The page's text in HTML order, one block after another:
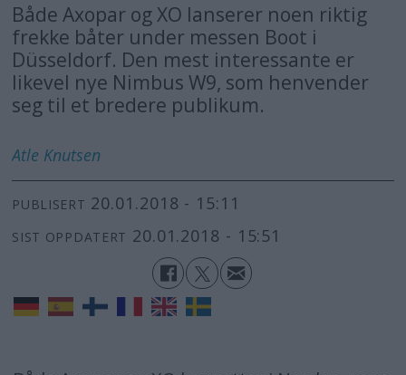
Både Axopar og XO lanserer noen riktig
frekke båter under messen Boot i
Düsseldorf. Den mest interessante er
likevel nye Nimbus W9, som henvender
seg til et bredere publikum.
Atle Knutsen
PUBLISERT 20.01.2018 - 15:11
SIST OPPDATERT 20.01.2018 - 15:51